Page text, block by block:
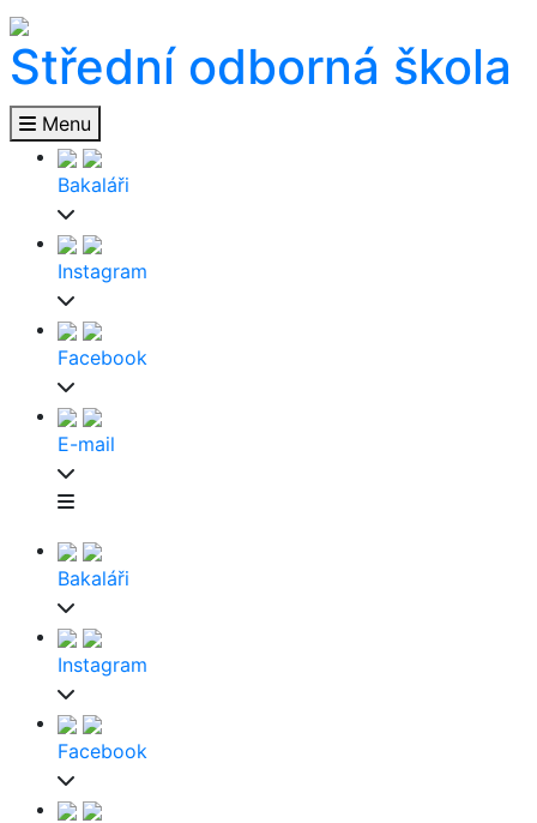
Střední odborná škola
Menu
Bakaláři
Instagram
Facebook
E-mail
Bakaláři
Instagram
Facebook